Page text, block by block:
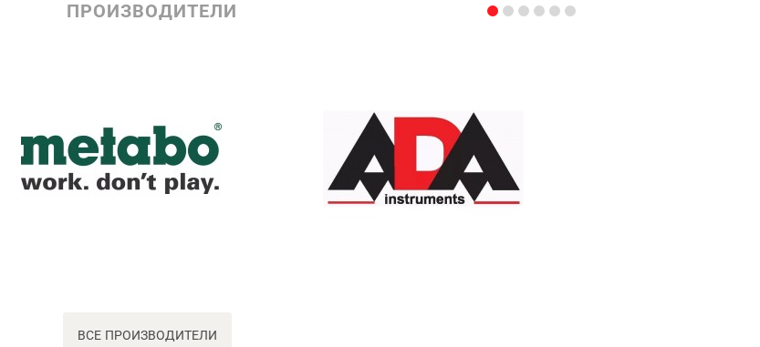
ПРОИЗВОДИТЕЛИ
ВСЕ ПРОИЗВОДИТЕЛИ